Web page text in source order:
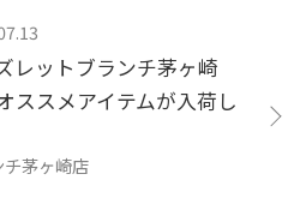
レットブランチ茅ヶ崎
ススメアイテムが入荷し
チ茅ヶ崎店